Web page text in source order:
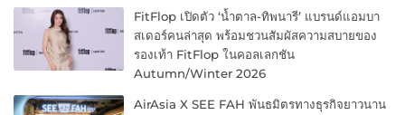
FitFlop เปิดตัว ‘น้ำตาล-ทิพนารี’ แบรนด์แอมบา
สเดอร์คนล่าสุด พร้อมชวนสัมผัสความสบายของ
รองเท้า FitFlop ในคอลเลกชัน
Autumn/Winter 2026
AirAsia X SEE FAH พันธมิตรทางธุรกิจยาวนาน